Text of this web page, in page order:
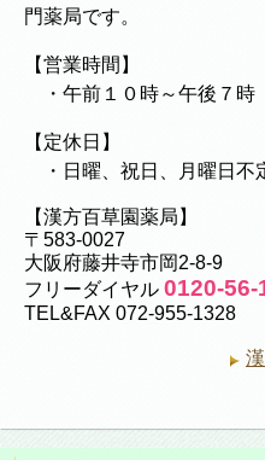
門薬局です。
【営業時間】
・午前１０時～午後７時
【定休日】
・日曜、祝日、月曜日不
【漢方百草園薬局】
〒583-0027
大阪府藤井寺市岡2-8-9
フリーダイヤル 0120-56-
TEL&FAX 072-955-1328